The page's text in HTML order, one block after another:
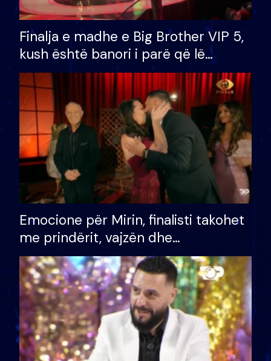
Finalja e madhe e Big Brother VIP 5,
kush është banori i parë që lë
shtëpinë dhe humb mundësinë për
të fituar çmimin e madh
Emocione për Mirin, finalisti takohet
me prindërit, vajzën dhe
bashkëshorten: S’kemi ndonjë letër
divorci apo jo?